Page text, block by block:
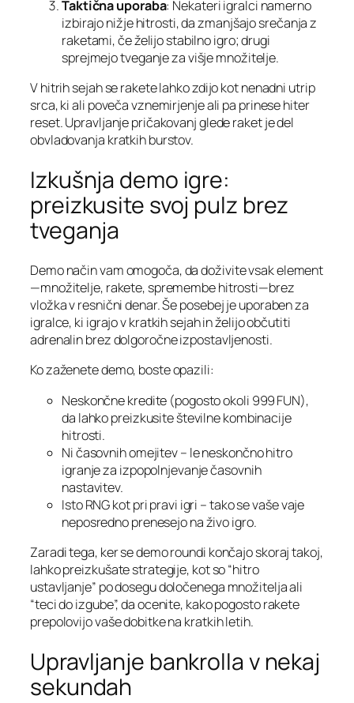
Taktična uporaba: Nekateri igralci namerno
izbirajo nižje hitrosti, da zmanjšajo srečanja z
raketami, če želijo stabilno igro; drugi
sprejmejo tveganje za višje množitelje.
V hitrih sejah se rakete lahko zdijo kot nenadni utrip
srca, ki ali poveča vznemirjenje ali pa prinese hiter
reset. Upravljanje pričakovanj glede raket je del
obvladovanja kratkih burstov.
Izkušnja demo igre:
preizkusite svoj pulz brez
tveganja
Demo način vam omogoča, da doživite vsak element
—množitelje, rakete, spremembe hitrosti—brez
vložka v resnični denar. Še posebej je uporaben za
igralce, ki igrajo v kratkih sejah in želijo občutiti
adrenalin brez dolgoročne izpostavljenosti.
Ko zaženete demo, boste opazili:
Neskončne kredite (pogosto okoli 999 FUN),
da lahko preizkusite številne kombinacije
hitrosti.
Ni časovnih omejitev – le neskončno hitro
igranje za izpopolnjevanje časovnih
nastavitev.
Isto RNG kot pri pravi igri – tako se vaše vaje
neposredno prenesejo na živo igro.
Zaradi tega, ker se demo roundi končajo skoraj takoj,
lahko preizkušate strategije, kot so “hitro
ustavljanje” po dosegu določenega množitelja ali
“teci do izgube”, da ocenite, kako pogosto rakete
prepolovijo vaše dobitke na kratkih letih.
Upravljanje bankrolla v nekaj
sekundah